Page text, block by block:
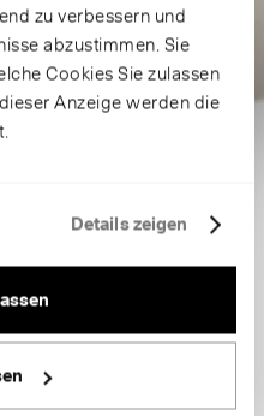
zu verbessern und
abzustimmen. Sie
Cookies Sie zulassen
Anzeige werden die
Details zeigen